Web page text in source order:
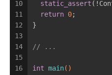
10
11
12
13
14
15
16
static_assert
return 0;
}
// ...
int main()